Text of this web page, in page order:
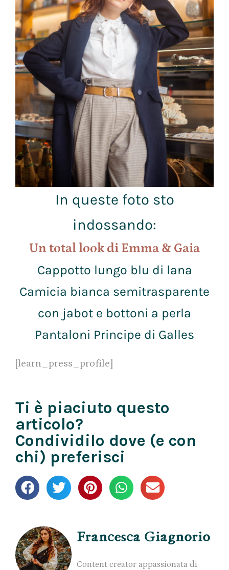
In queste foto sto
indossando:
Un total look di Emma & Gaia
Cappotto lungo blu di lana
Camicia bianca semitrasparente
con jabot e bottoni a perla
Pantaloni Principe di Galles
[learn_press_profile]
Ti è piaciuto questo
articolo?
Condividilo dove (e con
chi) preferisci
Francesca Giagnorio
Content creator appassionata di